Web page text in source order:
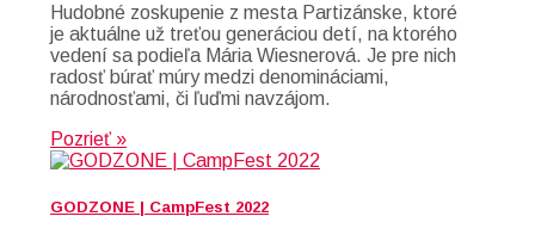
Hudobné zoskupenie z mesta Partizánske, ktoré
je aktuálne už treťou generáciou detí, na ktorého
vedení sa podieľa Mária Wiesnerová. Je pre nich
radosť búrať múry medzi denomináciami,
národnosťami, či ľuďmi navzájom.
Pozrieť »
GODZONE | CampFest 2022